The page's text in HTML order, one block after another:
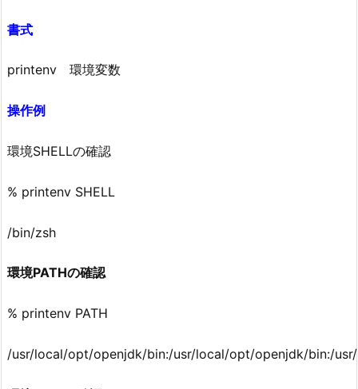
書式
printenv 環境変数
操作例
環境SHELLの確認
% printenv SHELL
/bin/zsh
環境PATHの確認
% printenv PATH
/usr/local/opt/openjdk/bin:/usr/local/opt/openjdk/bin:/